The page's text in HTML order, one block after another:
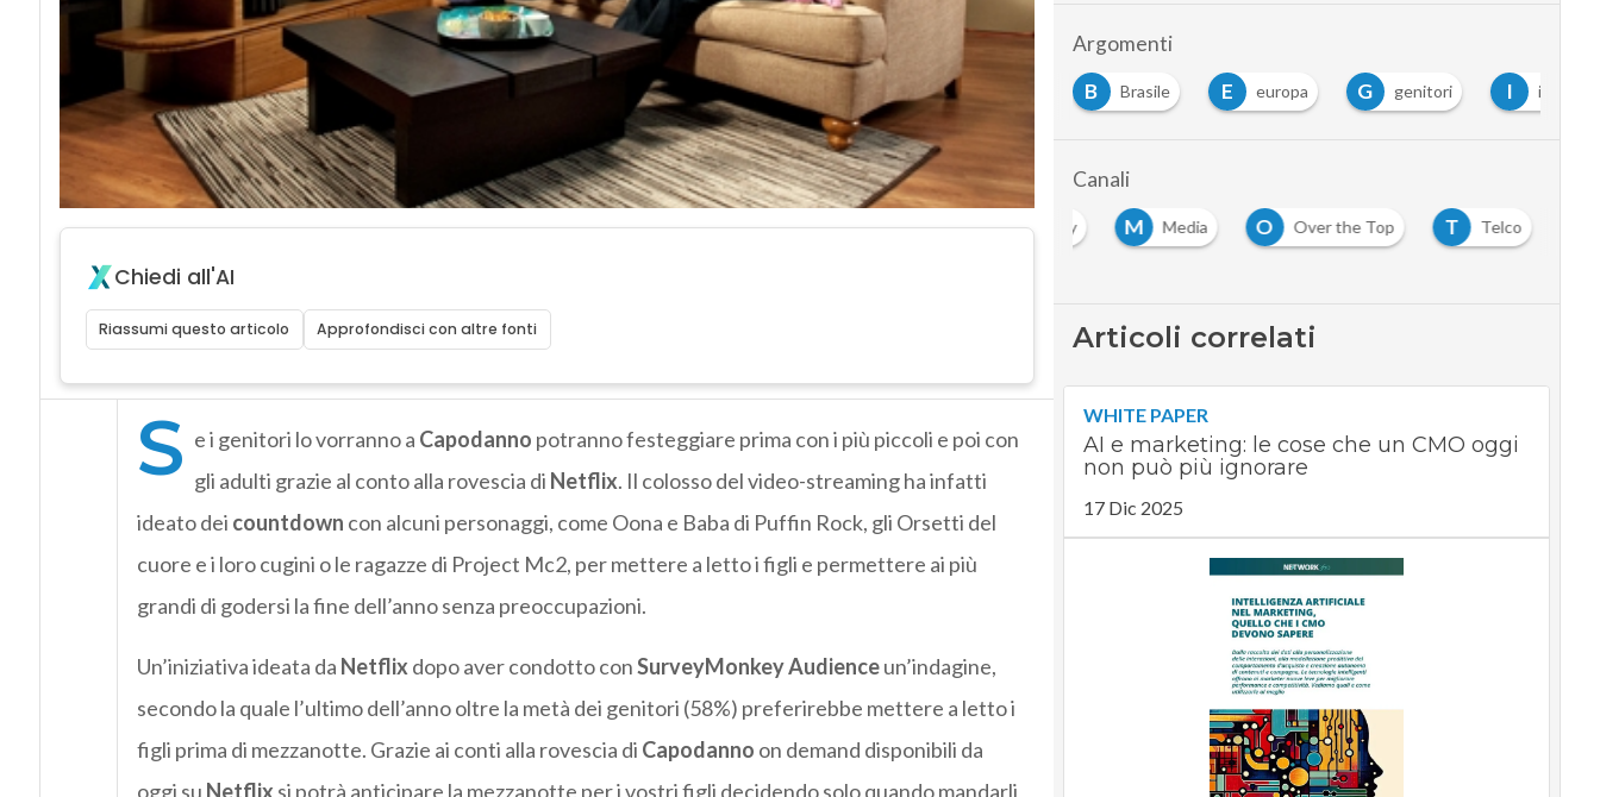
Chiedi all'AI
Riassumi questo articolo Approfondisci con altre fonti
S e i genitori lo vorranno a Capodanno potranno festeggiare prima con i più piccoli e poi con
gli adulti grazie al conto alla rovescia di Netflix. Il colosso del video-streaming ha infatti
ideato dei countdown con alcuni personaggi, come Oona e Baba di Puffin Rock, gli Orsetti del
cuore e i loro cugini o le ragazze di Project Mc2, per mettere a letto i figli e permettere ai più
grandi di godersi la fine dell’anno senza preoccupazioni.
Un’iniziativa ideata da Netflix dopo aver condotto conSurveyMonkeyAudienceun’indagine,
secondo la quale l’ultimo dell’anno oltre la metà dei genitori (58%) preferirebbe mettere a letto i
figli prima di mezzanotte. Grazie ai conti alla rovescia di Capodanno on demand disponibili da
oggi su Netflix si potrà anticipare la mezzanotte per i vostri figli decidendo solo quando mandarli
Argomenti
B E europa G genitori I indagine
Canali
D
Digital Economy M Media O Over the Top T Telco
Articoli correlati
WHITE PAPER
AI e marketing: le cose che un CMO oggi
non può più ignorare
17 Dic 2025